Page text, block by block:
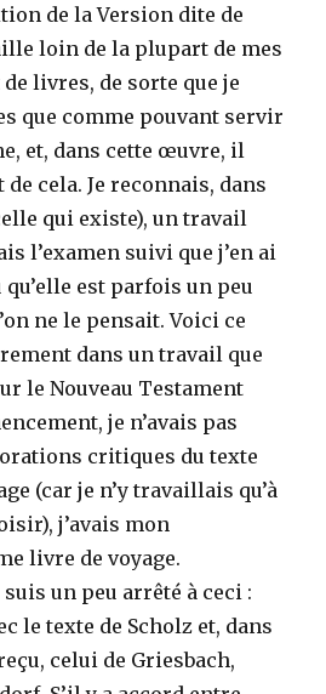
de la Version dite de
loin de la plupart de mes
livres, de sorte que je
que comme pouvant servir
et, dans cette œuvre, il
de cela. Je reconnais, dans
qui existe), un travail
l’examen suivi que j’en ai
est parfois un peu
ne le pensait. Voici ce
dans un travail que
le Nouveau Testament
je n’avais pas
critiques du texte
(car je n’y travaillais qu’à
j’avais mon
livre de voyage.
un peu arrêté à ceci :
le texte de Scholz et, dans
celui de Griesbach,